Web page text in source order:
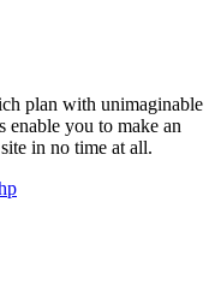
plan with unimaginable
enable you to make an
in no time at all.